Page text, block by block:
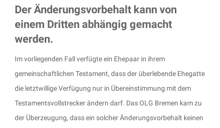
Der Änderungsvorbehalt kann von
einem Dritten abhängig gemacht
werden.
Im vorliegenden Fall verfügte ein Ehepaar in ihrem
gemeinschaftlichen Testament, dass der überlebende Ehegatte
die letztwillige Verfügung nur in Übereinstimmung mit dem
Testamentsvollstrecker ändern darf. Das OLG Bremen kam zu
der Überzeugung, dass ein solcher Änderungsvorbehalt keinen